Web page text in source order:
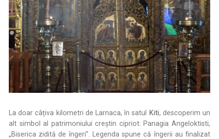
La doar câțiva kilometri de Larnaca, în satul Kiti, descoperim un
alt simbol al patrimoniului creștin cipriot: Panagia Angeloktisti,
„Biserica zidită de îngeri”. Legenda spune că îngerii au finalizat